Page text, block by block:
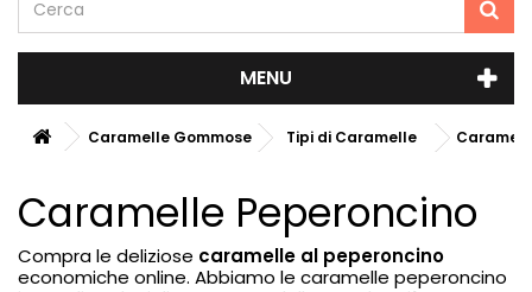
MENU
Caramelle Gommose Tipi di Caramelle
Caramelle Peperoncino
Compra le deliziose caramelle al peperoncino
economiche online. Abbiamo le caramelle peperoncino